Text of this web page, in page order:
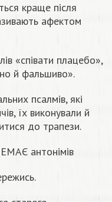
краще після
афектом
«співати плацебо»,
й фальшиво».
псалмів, які
їх виконували й
до трапези.
антонімів